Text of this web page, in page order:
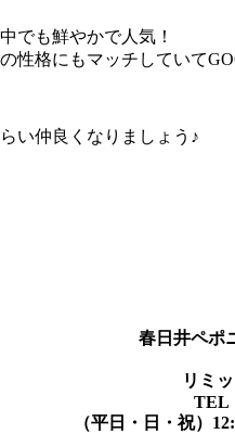
でも鮮やかで人気！
性格にもマッチしていて
い仲良くなりましょう♪
春日井ペポ
リミ
TEL
（平日・日・祝）